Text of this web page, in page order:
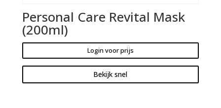
Personal Care Revital Mask
(200ml)
Login voor prijs
Bekijk snel